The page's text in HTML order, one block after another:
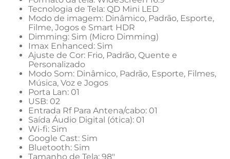
Tecnologia de Tela: QD Mini LED
Modo de imagem: Dinâmico, Padrão, Esporte,
Filme, Jogos e Smart HDR
Dimming: Sim (Micro Dimming)
Imax Enhanced: Sim
Ajuste de Cor: Frio, Padrão, Quente e
Personalizado
Modo Som: Dinâmico, Padrão, Esporte, Filmes,
Música, Voz e Jogos
Porta Lan: 01
USB: 02
Entrada Rf Para Antena/cabo: 01
Saída Áudio Digital (ótica): 01
Wi-fi: Sim
Google Cast: Sim
Bluetooth: Sim
Tamanho de Tela: 98"